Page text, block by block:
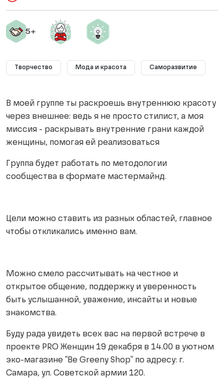
Творчество Мода и красота Саморазвитие
В моей группе ты раскроешь внутреннюю красоту
через внешнее: ведь я не просто стилист, а моя
миссия - раскрывать внутренние грани каждой
женщины, помогая ей реализоваться
Группа будет работать по методологии
сообщества в формате мастермайнд.
Цели можно ставить из разных областей, главное
чтобы откликались именно вам.
Можно смело рассчитывать на честное и
открытое общение, поддержку и уверенность
быть услышанной, уважение, инсайты и новые
знакомства.
Буду рада увидеть всех вас на первой встрече в
проекте PRO Женщин 19 декабря в 14.00 в уютном
эко-магазине "Be Greeny Shop" по адресу: г.
Самара, ул. Советской армии 120.